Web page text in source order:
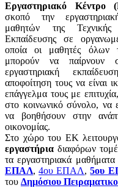
Εργαστηριακό
σκοπό την
μαθητών της Τεχνικής
Εκπαίδευσης σε
οποία οι μαθητές όλων
μπορούν να παίρνουν
εργαστηριακή
αποφοίτηση τους να είναι
επάγγελμα τους με
στο κοινωνικό σύνολο, να
να βοηθήσουν στην
οικονομίας.
Στο χώρο του ΕΚ
εργαστήρια διαφόρων
τα εργαστηριακά μαθήματα
ΕΠΑΛ,4ου ΕΠΑΛ,5ου
του Δημόσιου